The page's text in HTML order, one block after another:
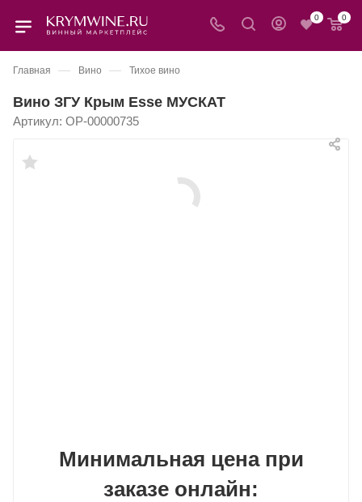
0 0
Главная — Вино — Тихое вино
Вино ЗГУ Крым Esse МУСКАТ
Артикул: OP-00000735
Минимальная цена при
заказе онлайн: